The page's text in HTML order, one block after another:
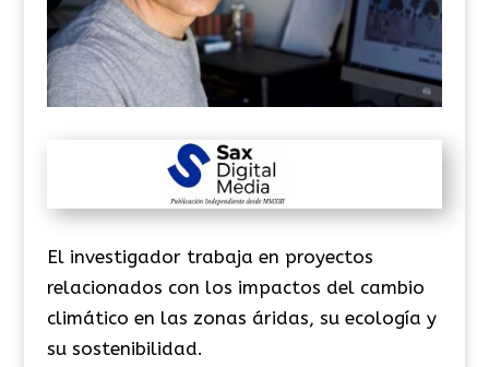
El investigador trabaja en proyectos
relacionados con los impactos del cambio
climático en las zonas áridas, su ecología y
su sostenibilidad.